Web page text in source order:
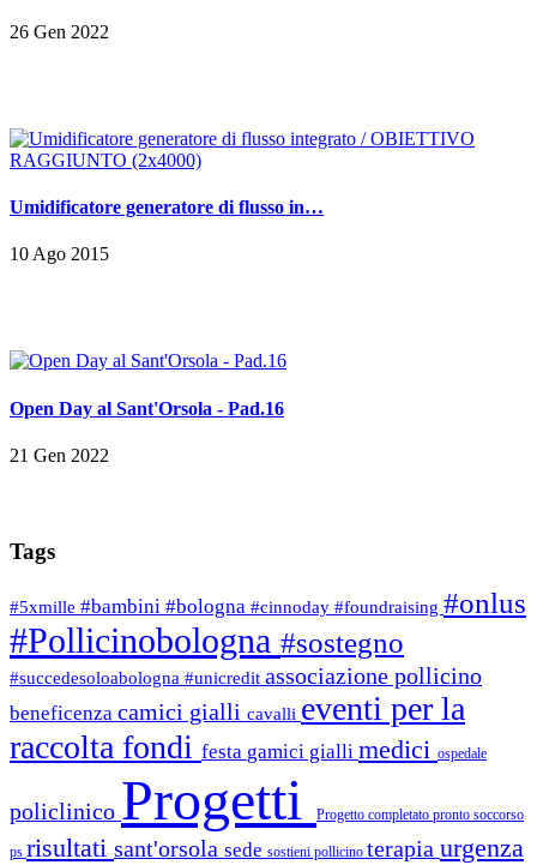
26 Gen 2022
Umidificatore generatore di flusso in…
10 Ago 2015
Open Day al Sant'Orsola - Pad.16
21 Gen 2022
Tags
#5xmille #bambini #bologna #cinnoday #foundraising #onlus
#Pollicinobologna #sostegno
#succedesoloabologna #unicredit associazione pollicino
beneficenza camici gialli cavalli eventi per la
raccolta fondi festa gamici gialli medici ospedale
policlinico Progetti Progetto completato pronto soccorso
ps risultati sant'orsola sede sostieni pollicino terapia urgenza